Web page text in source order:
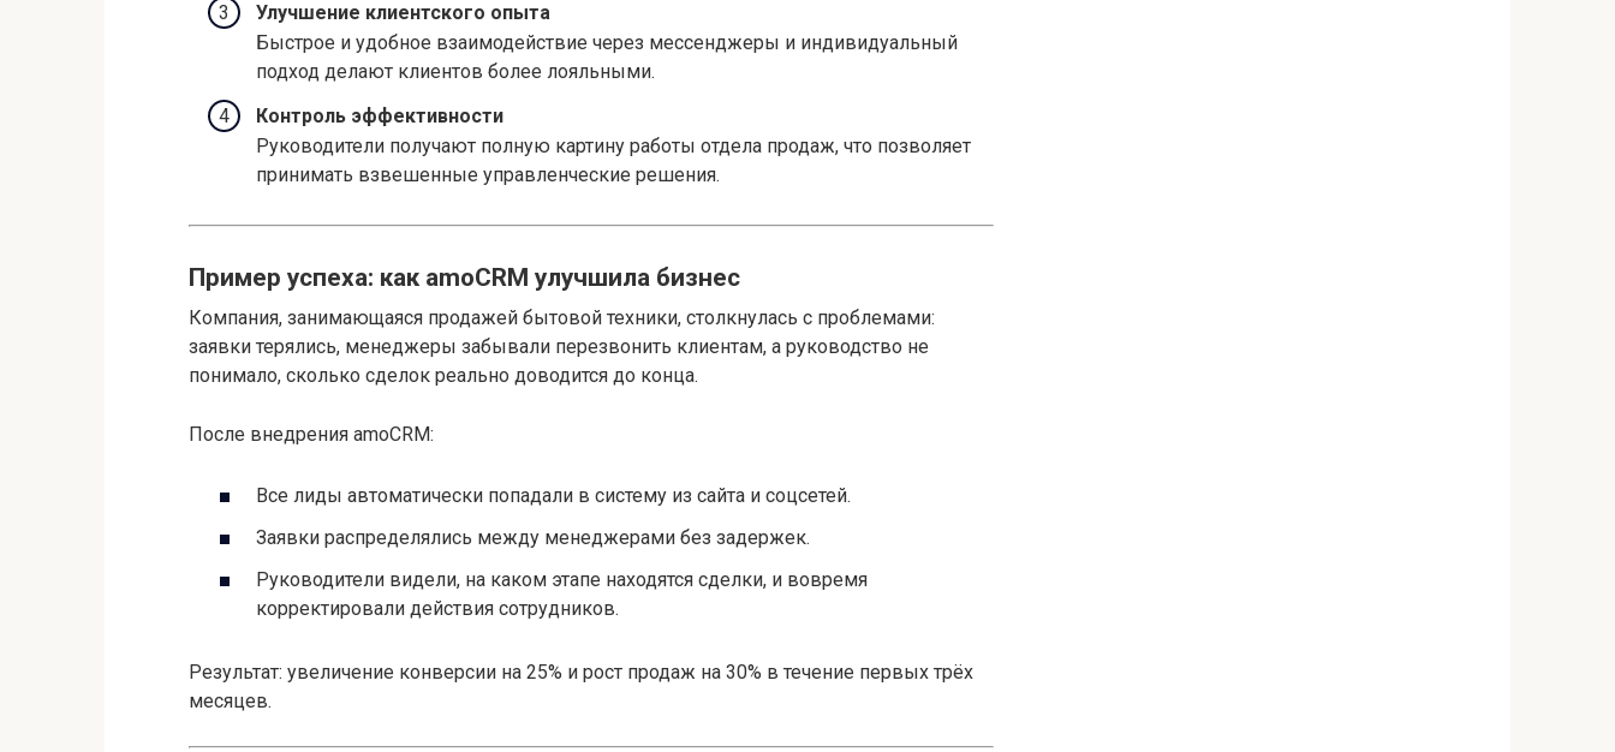
Улучшение клиентского опыта
Быстрое и удобное взаимодействие через мессенджеры и индивидуальный
подход делают клиентов более лояльными.
Контроль эффективности
Руководители получают полную картину работы отдела продаж, что позволяет
принимать взвешенные управленческие решения.
Пример успеха: как amoCRM улучшила бизнес
Компания, занимающаяся продажей бытовой техники, столкнулась с проблемами:
заявки терялись, менеджеры забывали перезвонить клиентам, а руководство не
понимало, сколько сделок реально доводится до конца.
После внедрения amoCRM:
Все лиды автоматически попадали в систему из сайта и соцсетей.
Заявки распределялись между менеджерами без задержек.
Руководители видели, на каком этапе находятся сделки, и вовремя
корректировали действия сотрудников.
Результат: увеличение конверсии на 25% и рост продаж на 30% в течение первых трёх
месяцев.